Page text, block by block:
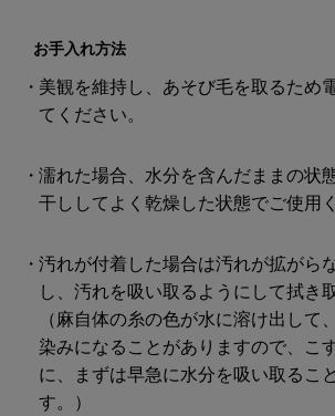
お手入れ方法
美観を維持し、あそび毛を取るため
てください。
濡れた場合、水分を含んだままの状
干ししてよく乾燥した状態でご使用
汚れが付着した場合は汚れが拡がら
し、汚れを吸い取るようにして拭き
（麻自体の糸の色が水に溶け出して
染みになることがありますので、こ
に、まずは早急に水分を吸い取るこ
す。）